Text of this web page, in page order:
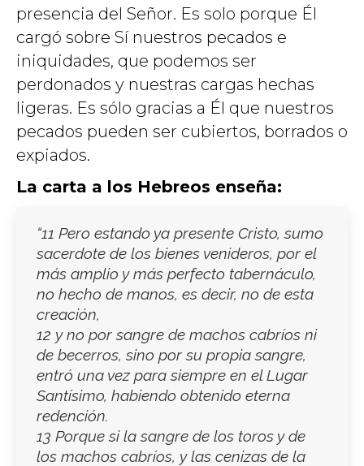
presencia del Señor. Es solo porque Él
cargó sobre Sí nuestros pecados e
iniquidades, que podemos ser
perdonados y nuestras cargas hechas
ligeras. Es sólo gracias a Él que nuestros
pecados pueden ser cubiertos, borrados o
expiados.
La carta a los Hebreos enseña:
“11 Pero estando ya presente Cristo, sumo
sacerdote de los bienes venideros, por el
más amplio y más perfecto tabernáculo,
no hecho de manos, es decir, no de esta
creación,
12 y no por sangre de machos cabríos ni
de becerros, sino por su propia sangre,
entró una vez para siempre en el Lugar
Santísimo, habiendo obtenido eterna
redención.
13 Porque si la sangre de los toros y de
los machos cabríos, y las cenizas de la